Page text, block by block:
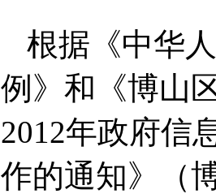
根据《中华
例》和《博山
2012年政府信
作的通知》（